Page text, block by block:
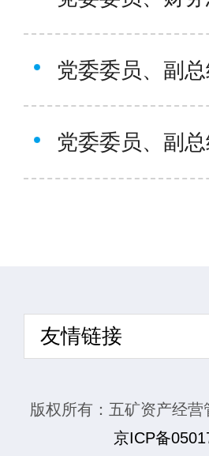
党委委员、副
党委委员、副
友情链接
版权所有：五矿资产经
京ICP备